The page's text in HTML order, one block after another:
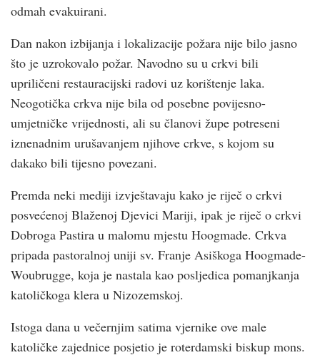
odmah evakuirani.
Dan nakon izbijanja i lokalizacije požara nije bilo jasno
što je uzrokovalo požar. Navodno su u crkvi bili
upriličeni restauracijski radovi uz korištenje laka.
Neogotička crkva nije bila od posebne povijesno-
umjetničke vrijednosti, ali su članovi župe potreseni
iznenadnim urušavanjem njihove crkve, s kojom su
dakako bili tijesno povezani.
Premda neki mediji izvještavaju kako je riječ o crkvi
posvećenoj Blaženoj Djevici Mariji, ipak je riječ o crkvi
Dobroga Pastira u malomu mjestu Hoogmade. Crkva
pripada pastoralnoj uniji sv. Franje Asiškoga Hoogmade-
Woubrugge, koja je nastala kao posljedica pomanjkanja
katoličkoga klera u Nizozemskoj.
Istoga dana u večernjim satima vjernike ove male
katoličke zajednice posjetio je roterdamski biskup mons.